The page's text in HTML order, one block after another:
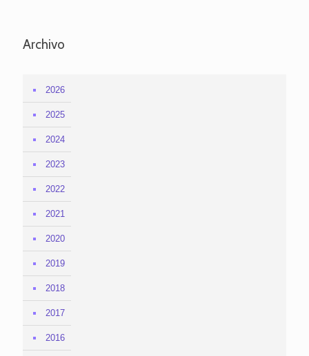
Archivo
2026
2025
2024
2023
2022
2021
2020
2019
2018
2017
2016